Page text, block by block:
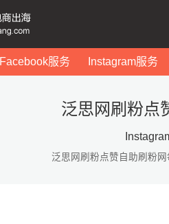
Facebook服务 Instagram服务
泛思网刷粉点
泛思网刷粉点赞自助刷粉